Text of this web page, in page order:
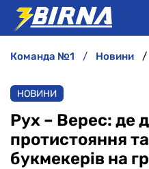
АНАЛІТИКА
ІНТЕРВ'Ю
команда №1 новини
НОВИНИ
Рух – Верес: де
протистояння
букмекерів на